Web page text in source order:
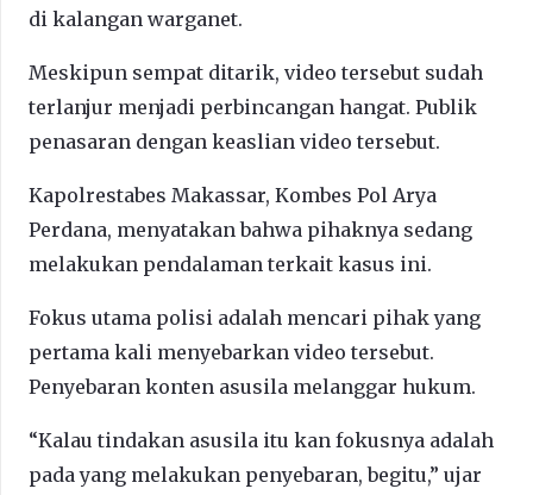
di kalangan warganet.
Meskipun sempat ditarik, video tersebut sudah
terlanjur menjadi perbincangan hangat. Publik
penasaran dengan keaslian video tersebut.
Kapolrestabes Makassar, Kombes Pol Arya
Perdana, menyatakan bahwa pihaknya sedang
melakukan pendalaman terkait kasus ini.
Fokus utama polisi adalah mencari pihak yang
pertama kali menyebarkan video tersebut.
Penyebaran konten asusila melanggar hukum.
“Kalau tindakan asusila itu kan fokusnya adalah
pada yang melakukan penyebaran, begitu,” ujar